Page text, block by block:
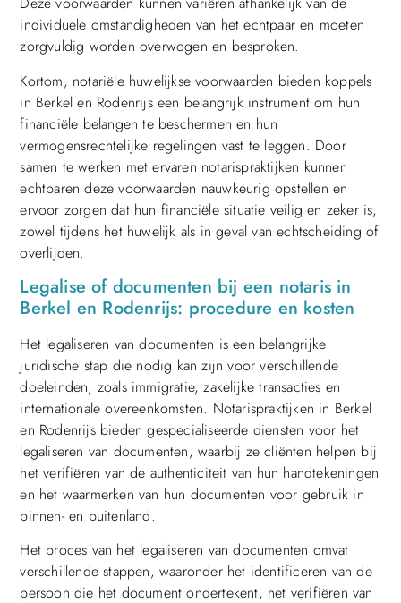
individuele omstandigheden van het echtpaar en moeten
zorgvuldig worden overwogen en besproken.
Kortom, notariële huwelijkse voorwaarden bieden koppels
in Berkel en Rodenrijs een belangrijk instrument om hun
financiële belangen te beschermen en hun
vermogensrechtelijke regelingen vast te leggen. Door
samen te werken met ervaren notarispraktijken kunnen
echtparen deze voorwaarden nauwkeurig opstellen en
ervoor zorgen dat hun financiële situatie veilig en zeker is,
zowel tijdens het huwelijk als in geval van echtscheiding of
overlijden.
Legalise of documenten bij een notaris in
Berkel en Rodenrijs: procedure en kosten
Het legaliseren van documenten is een belangrijke
juridische stap die nodig kan zijn voor verschillende
doeleinden, zoals immigratie, zakelijke transacties en
internationale overeenkomsten. Notarispraktijken in Berkel
en Rodenrijs bieden gespecialiseerde diensten voor het
legaliseren van documenten, waarbij ze cliënten helpen bij
het verifiëren van de authenticiteit van hun handtekeningen
en het waarmerken van hun documenten voor gebruik in
binnen- en buitenland.
Het proces van het legaliseren van documenten omvat
verschillende stappen, waaronder het identificeren van de
persoon die het document ondertekent, het verifiëren van